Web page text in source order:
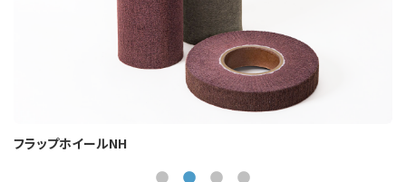
プレスドホイール NLC・NLJ